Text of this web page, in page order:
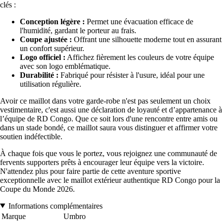
clés :
Conception légère : Permet une évacuation efficace de
l'humidité, gardant le porteur au frais.
Coupe ajustée : Offrant une silhouette moderne tout en assurant
un confort supérieur.
Logo officiel : Affichez fièrement les couleurs de votre équipe
avec son logo emblématique.
Durabilité : Fabriqué pour résister à l'usure, idéal pour une
utilisation régulière.
Avoir ce maillot dans votre garde-robe n'est pas seulement un choix
vestimentaire, c'est aussi une déclaration de loyauté et d’appartenance à
l’équipe de RD Congo. Que ce soit lors d'une rencontre entre amis ou
dans un stade bondé, ce maillot saura vous distinguer et affirmer votre
soutien indéfectible.
À chaque fois que vous le portez, vous rejoignez une communauté de
fervents supporters prêts à encourager leur équipe vers la victoire.
N'attendez plus pour faire partie de cette aventure sportive
exceptionnelle avec le maillot extérieur authentique RD Congo pour la
Coupe du Monde 2026.
Informations complémentaires
Marque
Umbro